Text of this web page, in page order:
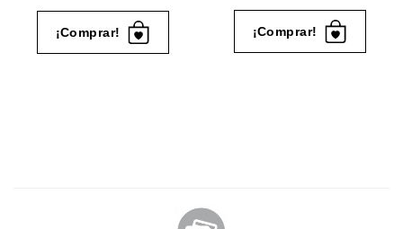
original
era:
34.90 €.0.00 €.
¡Comprar!
original
era:
39.90 €.0.00 €.
¡Comprar!